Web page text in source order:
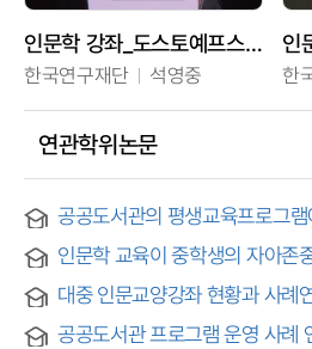
인문학 강좌_도스토예프스키와 러시아 정교: 인간이란 무엇인가
한국연구재단 석영중 한
연관학위논문
인문학 교육이 중학생의 자아존
대중 인문교양강좌 현황과 사
공공도서관 프로그램 운영 사